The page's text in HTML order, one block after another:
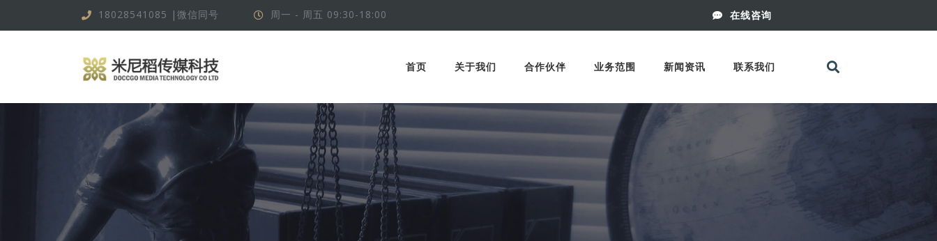
转
18028541085 |微信同号 周一 - 周五 09:30-18:00 在线咨询
首页 关于我们 合作伙伴 业务范围 新闻资讯 联系我们